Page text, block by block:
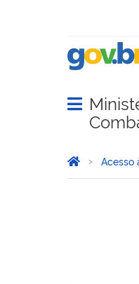
Abrir menu
Você está
PáginaAcesso